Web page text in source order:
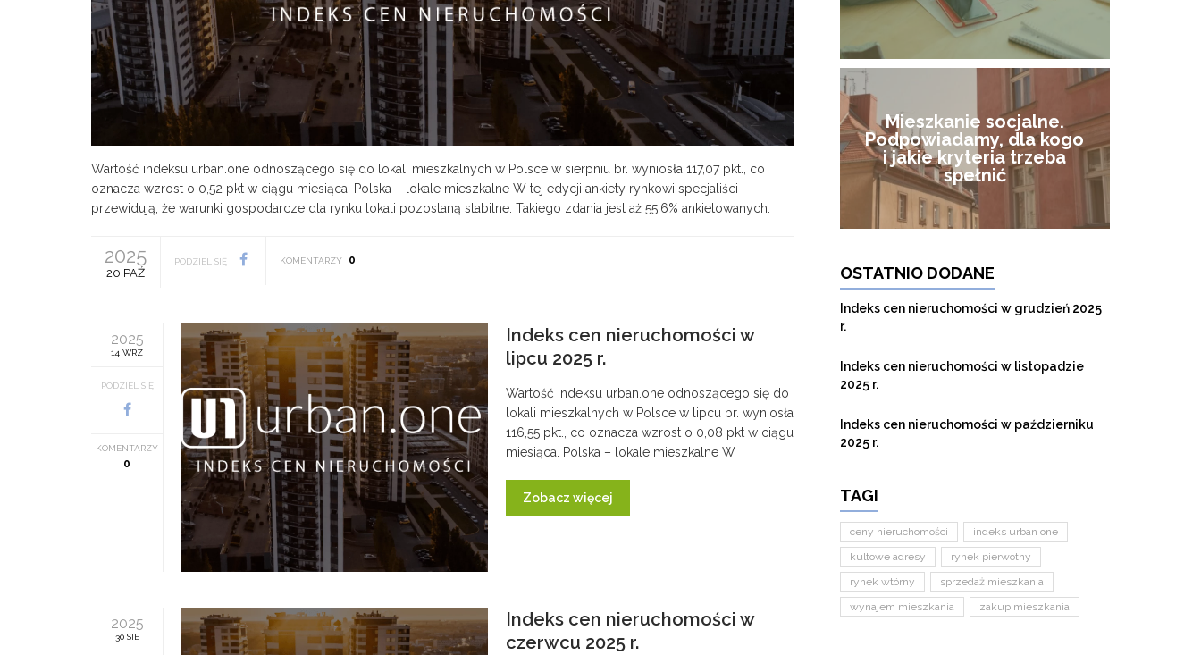
Wartość indeksu urban.one odnoszącego się do lokali mieszkalnych w Polsce w sierpniu br. wyniosła 117,07 pkt., co
oznacza wzrost o 0,52 pkt w ciągu miesiąca. Polska – lokale mieszkalne W tej edycji ankiety rynkowi specjaliści
przewidują, że warunki gospodarcze dla rynku lokali pozostaną stabilne. Takiego zdania jest aż 55,6% ankietowanych.
2025
20 PAŹ
PODZIEL SIĘ KOMENTARZY 0
2025
14 WRZ
PODZIEL SIĘ
KOMENTARZY
0
Indeks cen nieruchomości w
lipcu 2025 r.
Wartość indeksu urban.one odnoszącego się do
lokali mieszkalnych w Polsce w lipcu br. wyniosła
116,55 pkt., co oznacza wzrost o 0,08 pkt w ciągu
miesiąca. Polska – lokale mieszkalne W
Zobacz więcej
2025
30 SIE
Indeks cen nieruchomości w
czerwcu 2025 r.
Mieszkanie socjalne.
Podpowiadamy, dla kogo
i jakie kryteria trzeba
spełnić
OSTATNIO DODANE
Indeks cen nieruchomości w grudzień 2025
r.
Indeks cen nieruchomości w listopadzie
2025 r.
Indeks cen nieruchomości w październiku
2025 r.
TAGI
ceny nieruchomości
indeks urban one
kultowe adresy
rynek pierwotny
rynek wtórny
sprzedaż mieszkania
wynajem mieszkania
zakup mieszkania